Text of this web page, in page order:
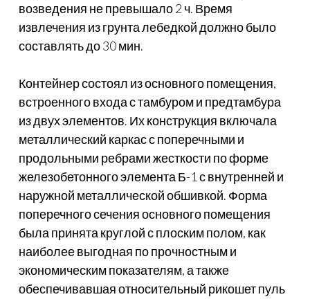
возведения не превышало 2 ч. Время
извлечения из грунта лебедкой должно было
составлять до 30 мин.
Контейнер состоял из основного помещения,
встроенного входа с тамбуром и предтамбура
из двух элементов. Их конструкция включала
металлический каркас с поперечными и
продольными ребрами жесткости по форме
железобетонного элемента Б-1 с внутренней и
наружной металлической обшивкой. Форма
поперечного сечения основного помещения
была принята круглой с плоским полом, как
наиболее выгодная по прочностным и
экономическим показателям, а также
обеспечивавшая относительный рикошет пуль